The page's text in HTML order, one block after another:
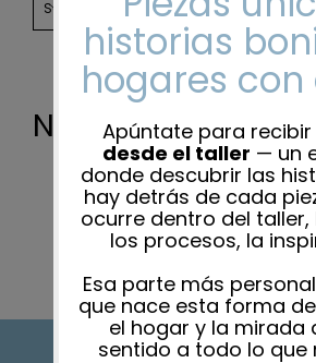
Sort by Rating
Nada encontrado